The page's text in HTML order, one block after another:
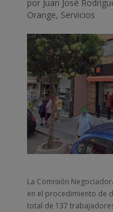
por Juan José
Orange, Servicios
La Comisión
en el procedimiento de
total de 137